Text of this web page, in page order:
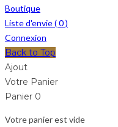
Boutique
Liste d'envie (0)
Connexion
Back to Top
Ajout
Votre Panier
Panier 0
Votre panier est vide